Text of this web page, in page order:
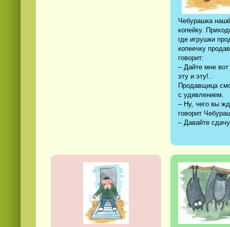
Чебурашка
копейку.
где игрушки
копеечку
говорит:
– Дайте мне вот
эту и эту!..
Продавщица
с удивлением.
– Ну, чего вы
говорит
– Давайте